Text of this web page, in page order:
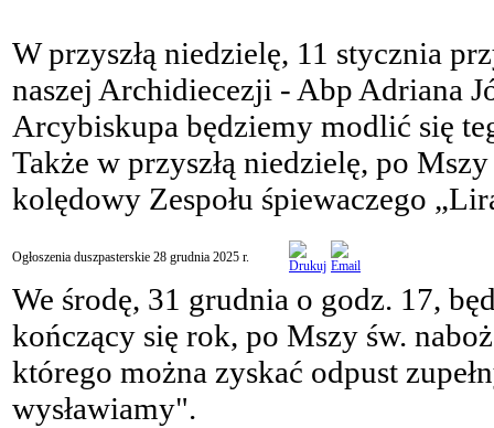
W przyszłą niedzielę, 11 stycznia
naszej Archidiecezji - Abp Adriana
Arcybiskupa będziemy modlić się
Także w przyszłą niedzielę, po
kolędowy Zespołu śpiewaczego
Ogłoszenia duszpasterskie 28 grudnia 2025 r.
We środę, 31 grudnia o godz. 17,
kończący się rok, po Mszy św.
którego można zyskać odpust
wysławiamy".